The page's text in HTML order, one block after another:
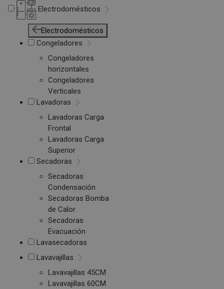
Electrodomésticos
Electrodomésticos
Congeladores
Congeladores
horizontales
Congeladores
Verticales
Lavadoras
Lavadoras Carga
Frontal
Lavadoras Carga
Superior
Secadoras
Secadoras
Condensación
Secadoras Bomba
de Calor
Secadoras
Evacuación
Lavasecadoras
Lavavajillas
Lavavajillas 45CM
Lavavajillas 60CM